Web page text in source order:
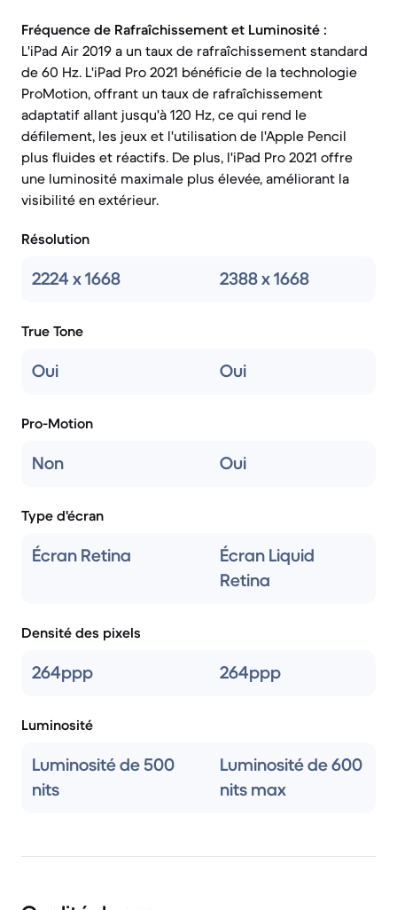
Fréquence de Rafraîchissement et Luminosité :
L'iPad Air 2019 a un taux de rafraîchissement standard
de 60 Hz. L'iPad Pro 2021 bénéficie de la technologie
ProMotion, offrant un taux de rafraîchissement
adaptatif allant jusqu'à 120 Hz, ce qui rend le
défilement, les jeux et l'utilisation de l'Apple Pencil
plus fluides et réactifs. De plus, l'iPad Pro 2021 offre
une luminosité maximale plus élevée, améliorant la
visibilité en extérieur.
Résolution
2224 x 1668 2388 x 1668
True Tone
Oui Oui
Pro-Motion
Non Oui
Type d'écran
Écran Retina
Écran Liquid
Retina
Densité des pixels
264ppp 264ppp
Luminosité
Luminosité de 500
nits
Luminosité de 600
nits max